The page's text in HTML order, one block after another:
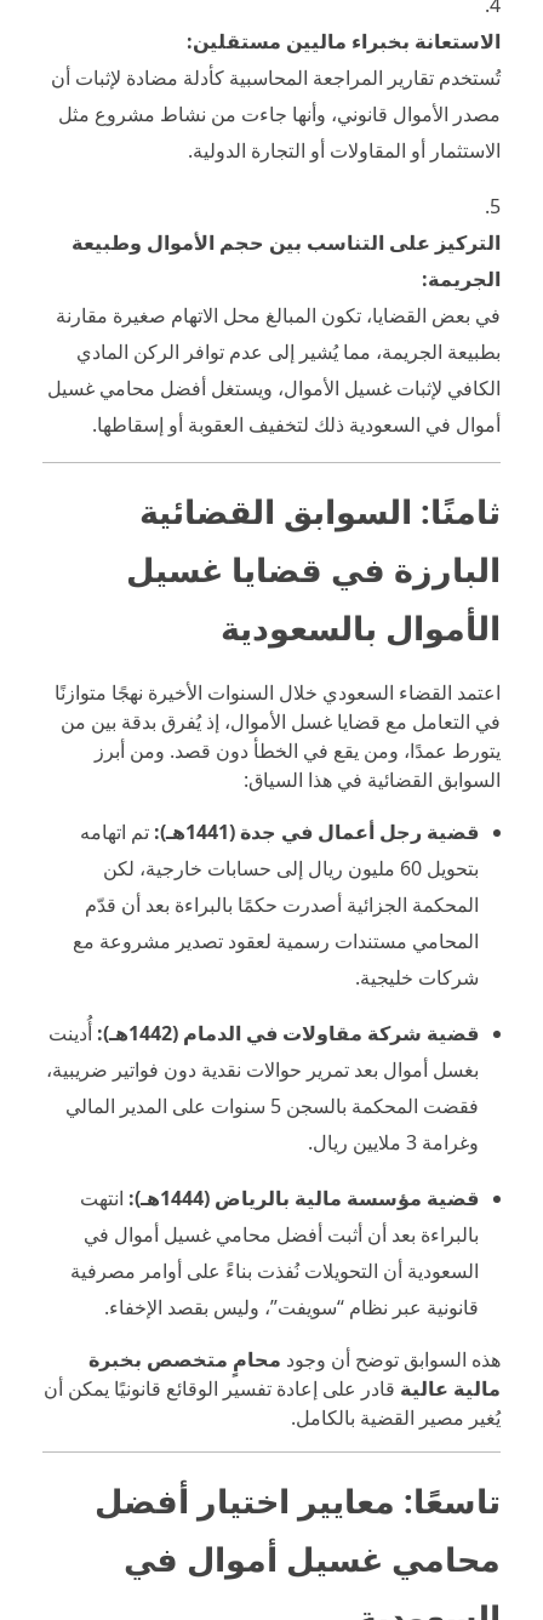
الاستعانة بخبراء ماليين مستقلين:
تُستخدم تقارير المراجعة المحاسبية كأدلة مضادة لإثبات أن
مصدر الأموال قانوني، وأنها جاءت من نشاط مشروع مثل
الاستثمار أو المقاولات أو التجارة الدولية.
التركيز على التناسب بين حجم الأموال وطبيعة
الجريمة:
في بعض القضايا، تكون المبالغ محل الاتهام صغيرة مقارنة
بطبيعة الجريمة، مما يُشير إلى عدم توافر الركن المادي
الكافي لإثبات غسيل الأموال، ويستغل أفضل محامي غسيل
أموال في السعودية ذلك لتخفيف العقوبة أو إسقاطها.
ثامنًا: السوابق القضائية
البارزة في قضايا غسيل
الأموال بالسعودية
اعتمد القضاء السعودي خلال السنوات الأخيرة نهجًا متوازنًا
في التعامل مع قضايا غسل الأموال، إذ يُفرق بدقة بين من
يتورط عمدًا، ومن يقع في الخطأ دون قصد. ومن أبرز
السوابق القضائية في هذا السياق:
قضية رجل أعمال في جدة (1441هـ):
تم اتهامه
بتحويل 60 مليون ريال إلى حسابات خارجية، لكن
المحكمة الجزائية أصدرت حكمًا بالبراءة بعد أن قدّم
المحامي مستندات رسمية لعقود تصدير مشروعة مع
شركات خليجية.
قضية شركة مقاولات في الدمام (1442هـ):
أُدينت
بغسل أموال بعد تمرير حوالات نقدية دون فواتير ضريبية،
فقضت المحكمة بالسجن 5 سنوات على المدير المالي
وغرامة 3 ملايين ريال.
قضية مؤسسة مالية بالرياض (1444هـ):
انتهت
بالبراءة بعد أن أثبت أفضل محامي غسيل أموال في
السعودية أن التحويلات نُفذت بناءً على أوامر مصرفية
قانونية عبر نظام “سويفت”، وليس بقصد الإخفاء.
هذه السوابق توضح أن وجود محامٍ متخصص بخبرة
مالية عالية قادر على إعادة تفسير الوقائع قانونيًا يمكن أن
يُغير مصير القضية بالكامل.
تاسعًا: معايير اختيار أفضل
محامي غسيل أموال في